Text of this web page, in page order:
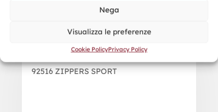
Nega
Visualizza le preferenze
Cookie PolicyPrivacy Policy
92516 ZIPPERS SPORT